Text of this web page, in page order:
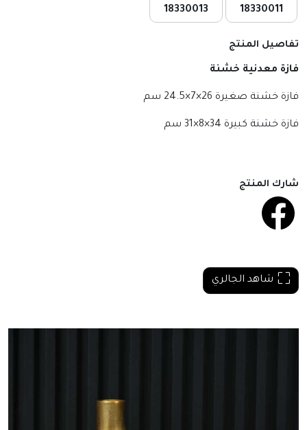
18330011
18330013
تفاصيل المنتج
فازة معدنية خشنة
فازة خشنة صغيرة 26×7×24.5 سم
فازة خشنة كبيرة
شارك المنتج
شاهد الجالري